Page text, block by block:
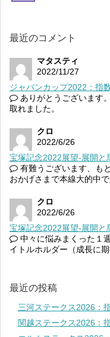
最近のコメント
マタスティ
2022/11/27
ジャパンカップ2022：指
ありがとうございます
取れました。
クロ
2022/6/26
宝塚記念2022展望-展開と
有難うございます、も
おかげさまで本線大的中
クロ
2022/6/26
宝塚記念2022展望-展開と
中々に悩みまくった１
イトルホルダー（成長に
最近の投稿
三河ステークス2026：
関越ステークス2026：